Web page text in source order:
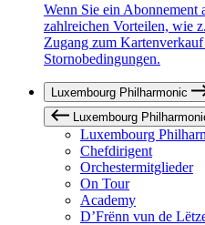
Wenn Sie ein Abonnement
zahlreichen Vorteilen, wie
Zugang zum
Stornobedingungen.
Luxembourg Philharmonic
Luxembourg
Luxembourg
Chefdirigent
Orchestermitglieder
On Tour
Academy
D’Frënn vun de